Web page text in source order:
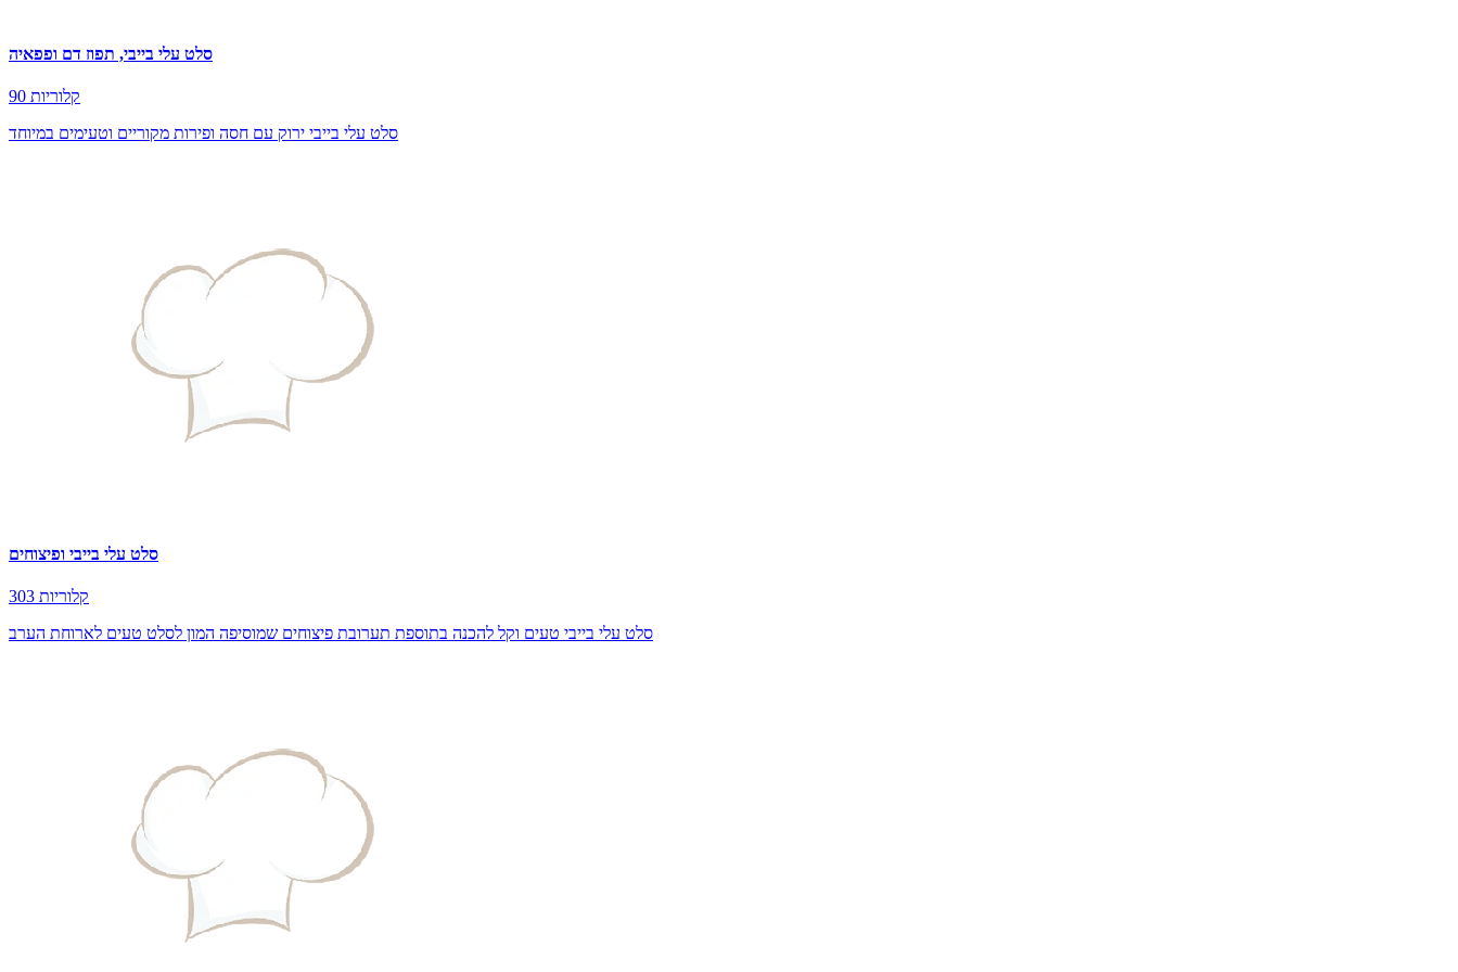
סלט עלי בייבי, תפוז דם ופפאיה
90 קלוריות
סלט עלי בייבי ירוק עם חסה ופירות מקוריים וטעימים במיוחד
סלט עלי בייבי ופיצוחים
303 קלוריות
סלט עלי בייבי טעים וקל להכנה בתוספת תערובת פיצוחים שמוסיפה המון לסלט טעים לארוחת הערב